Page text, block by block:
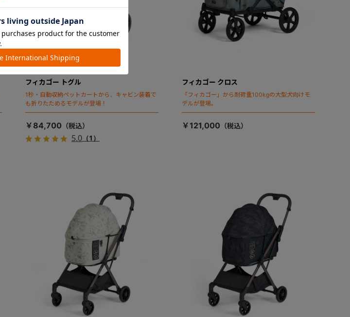
フィカゴー トグル
1秒・自動収納ペットカートから、キャビン装着で
も折りたためるモデルが登場！
￥84,700
5.0（1）
フィカゴー クロス
「フィカゴー」から耐荷重100kgの大型犬向けモ
デルが登場。
￥121,000